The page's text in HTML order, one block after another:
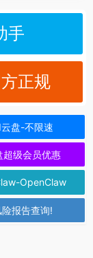
手
正规
盘-不限速
超级会员优惠
OpenClaw
报告查询!